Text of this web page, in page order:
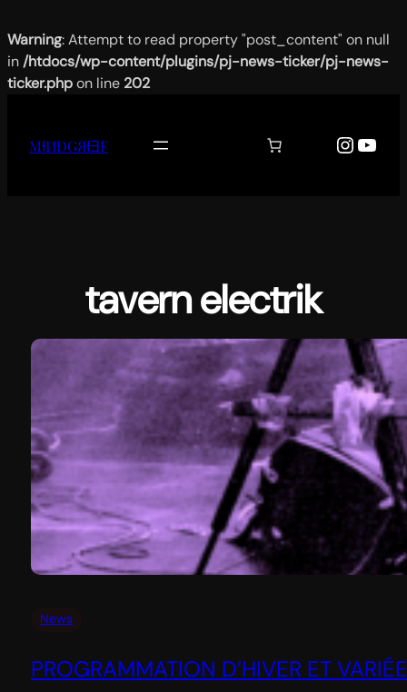
Warning: Attempt to read property "post_content" on null
in /htdocs/wp-content/plugins/pj-news-ticker/pj-news-
ticker.phpon line 202
contenu
MƗИĐǤЯƗƎF
tavern electrik
News
PROGRAMMATION D’HIVER ET VARIÉE